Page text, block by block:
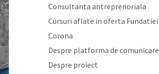
Consultanta antreprenoriala
Cursuri aflate in oferta Fundatiei
Corona
Despre platforma de comunicare
Despre proiect